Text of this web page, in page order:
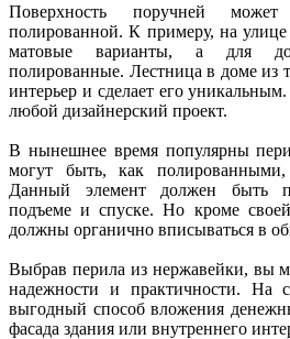
Поверхность поручней
полированной. К примеру, на улице
матовые варианты, а для
полированные. Лестница в доме из
интерьер и сделает его
любой дизайнерский проект.
В нынешнее время популярны
могут быть, как
Данный элемент должен быть
подъеме и спуске. Но кроме
должны органично вписываться в
Выбрав перила из нержавейки, вы
надежности и практичности. На
выгодный способ вложения
фасада здания или внутреннего